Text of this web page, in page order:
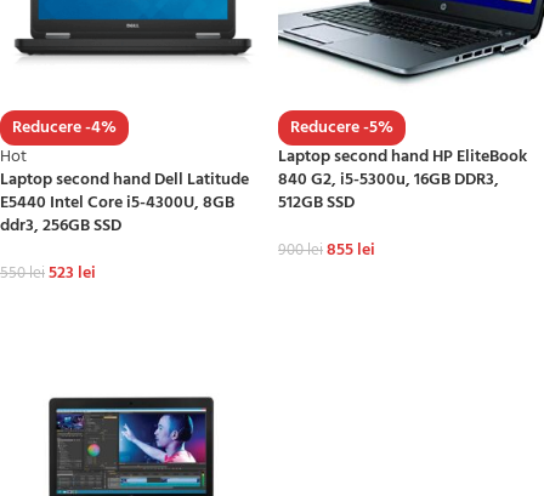
Reducere -4%
Hot
Laptop second hand Dell Latitude
E5440 Intel Core i5-4300U, 8GB
ddr3, 256GB SSD
550lei523 lei
Reducere -5%
Laptop second hand HP EliteBook
840 G2, i5-5300u, 16GB DDR3,
512GB SSD
900lei855lei